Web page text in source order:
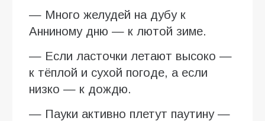
— Много желудей на дубу к
Анниному дню — к лютой зиме.
— Если ласточки летают высоко —
к тёплой и сухой погоде, а если
низко — к дождю.
— Пауки активно плетут паутину —